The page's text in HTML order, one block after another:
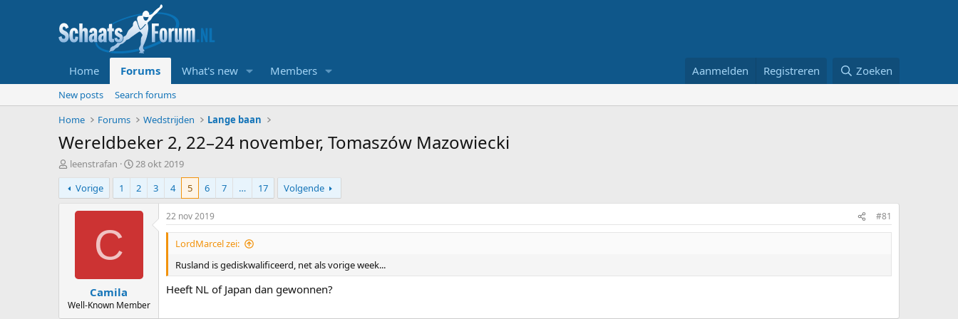
Home Forums What's new Members Aanmelden Registreren Zoeken
New posts
Search forums
Home
Forums Wedstrijden Lange baan
Wereldbeker 2, 22–24 november, Tomaszów Mazowiecki
T
o
p
i
r
leenstrafan
S
t
a
r
t
m
28 okt 2019
Vorige
1 2 3 4 5 6 7 … 17 Volgende
C
Camila
Well-Known Member
22 nov 2019 #81
LordMarcel zei:
Rusland is gediskwalificeerd, net als vorige week...
Heeft NL of Japan dan gewonnen?